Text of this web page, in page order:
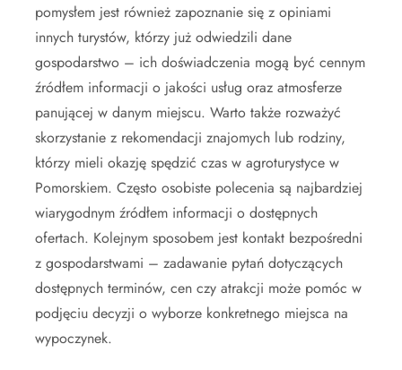
pomysłem jest również zapoznanie się z opiniami
innych turystów, którzy już odwiedzili dane
gospodarstwo – ich doświadczenia mogą być cennym
źródłem informacji o jakości usług oraz atmosferze
panującej w danym miejscu. Warto także rozważyć
skorzystanie z rekomendacji znajomych lub rodziny,
którzy mieli okazję spędzić czas w agroturystyce w
Pomorskiem. Często osobiste polecenia są najbardziej
wiarygodnym źródłem informacji o dostępnych
ofertach. Kolejnym sposobem jest kontakt bezpośredni
z gospodarstwami – zadawanie pytań dotyczących
dostępnych terminów, cen czy atrakcji może pomóc w
podjęciu decyzji o wyborze konkretnego miejsca na
wypoczynek.